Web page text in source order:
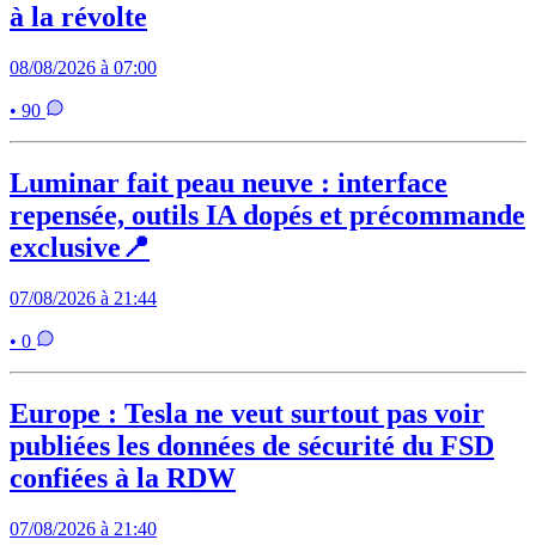
à la révolte
08/08/2026 à 07:00
• 90
Luminar fait peau neuve : interface
repensée, outils IA dopés et précommande
exclusive📍
07/08/2026 à 21:44
• 0
Europe : Tesla ne veut surtout pas voir
publiées les données de sécurité du FSD
confiées à la RDW
07/08/2026 à 21:40